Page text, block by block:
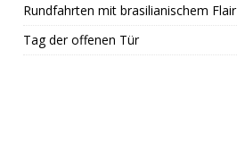
Rundfahrten mit brasilianischem Flair
Tag der offenen Tür